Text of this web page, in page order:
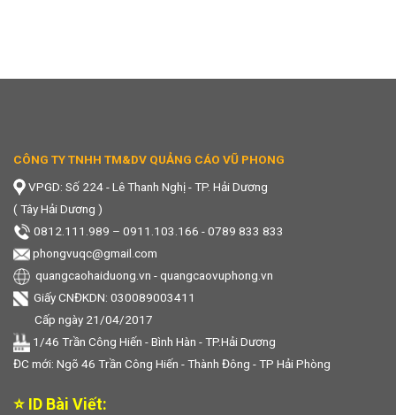
CÔNG TY TNHH TM&DV QUẢNG CÁO VŨ PHONG
VPGD: Số 224 - Lê Thanh Nghị - TP. Hải Dương
( Tây Hải Dương )
0812.111.989 – 0911.103.166 - 0789 833 833
phongvuqc@gmail.com
quangcaohaiduong.vn -quangcaovuphong.vn
Giấy CNĐKDN: 030089003411
Cấp ngày 21/04/2017
1/46 Trần Công Hiến - Bình Hàn - TP.Hải Dương
ĐC mới: Ngõ 46 Trần Công Hiến - Thành Đông - TP Hải Phòng
⭐ ID Bài Viết: